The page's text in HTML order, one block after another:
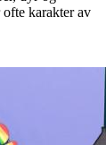
karakter av